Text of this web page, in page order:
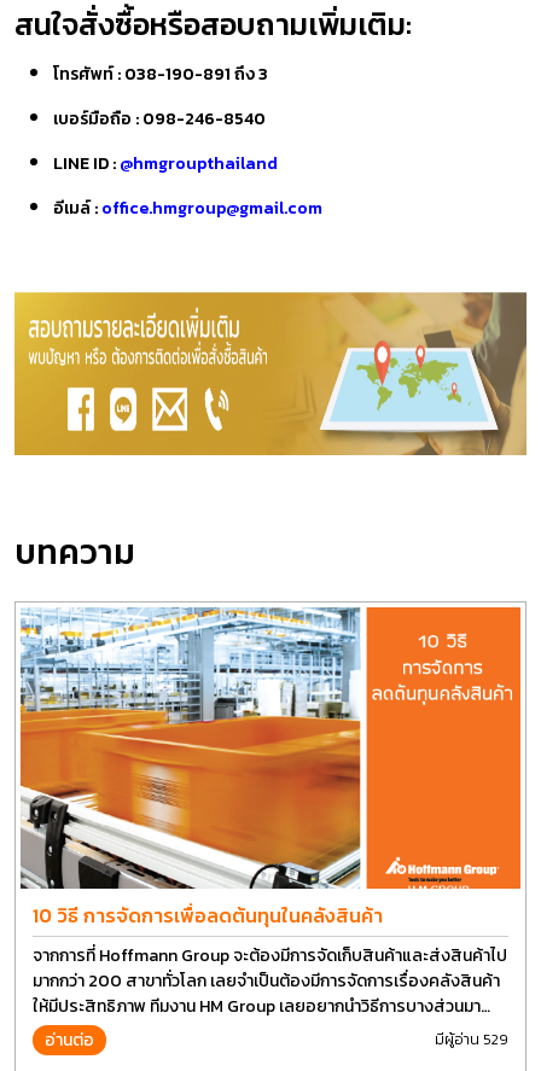
สนใจสั่งซื้อหรือสอบถามเพิ่มเติม:
โทรศัพท์ :038-190-891 ถึง 3
เบอร์มือถือ :098-246-8540
LINE ID :@hmgroupthailand
อีเมล์ :office.hmgroup@gmail.com
บทความ
10 วิธี การจัดการเพื่อลดต้นทุนในคลังสินค้า
จากการที่ Hoffmann Group จะต้องมีการจัดเก็บสินค้าและส่งสินค้าไป
มากกว่า 200 สาขาทั่วโลก เลยจำเป็นต้องมีการจัดการเรื่องคลังสินค้า
ให้มีประสิทธิภาพ ทีมงาน HM Group เลยอยากนำวิธีการบางส่วนมา
แบ่งปันกัน
อ่านต่อ มีผู้อ่าน 529